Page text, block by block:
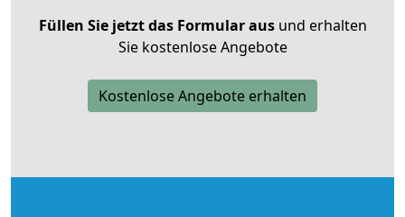
Füllen Sie jetzt das Formular ausund erhalten
Sie kostenlose Angebote
Kostenlose Angebote erhalten